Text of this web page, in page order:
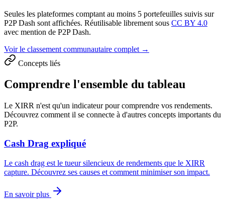
Seules les plateformes comptant au moins 5 portefeuilles suivis sur
P2P Dash sont affichées. Réutilisable librement sous CC BY 4.0
avec mention de P2P Dash.
Voir le classement communautaire complet →
Concepts liés
Comprendre l'ensemble du tableau
Le XIRR n'est qu'un indicateur pour comprendre vos rendements.
Découvrez comment il se connecte à d'autres concepts importants du
P2P.
Cash Drag expliqué
Le cash drag est le tueur silencieux de rendements que le XIRR
capture. Découvrez ses causes et comment minimiser son impact.
En savoir plus